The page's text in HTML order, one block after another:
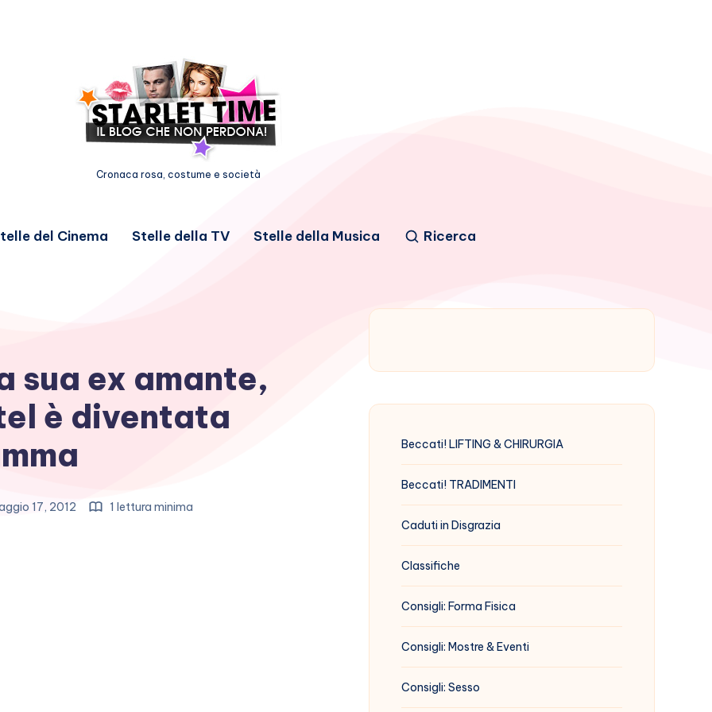
Cronaca rosa, costume e società
del Cinema Stelle della TV Stelle della Musica Ricerca
sua ex amante,
è diventata
17, 2012 1 lettura minima
Beccati! LIFTING & CHIRURGIA
Beccati! TRADIMENTI
Caduti in Disgrazia
Classifiche
Consigli: Forma Fisica
Consigli: Mostre & Eventi
Consigli: Sesso